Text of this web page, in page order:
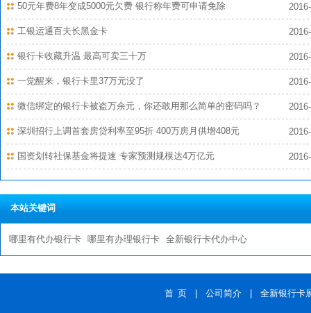
50元年费8年变成5000元欠费 银行称年费可申请免除
工银运通百夫长黑金卡
银行卡收藏升温 最高可卖三十万
一觉醒来，银行卡里37万元没了
微信绑定的银行卡被盗万余元，你还敢用那么简单的密码吗？
深圳招行上调首套房贷利率至95折 400万房月供增408元
国资划转社保基金将提速 专家预测规模达4万亿元
本站关键词
哪里有代办银行卡 哪里有办理银行卡 全新银行卡代办中心
首 页 |公司简介 |全新银行卡